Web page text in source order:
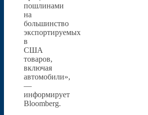
пошлинами
на
большинство
экспортируемых
в
США
товаров,
включая
автомобили»,
—
информирует
Bloomberg.